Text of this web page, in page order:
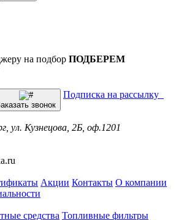
на подбор ПОДБЕРЕМ
звонок
Подписка на рассылку
ул. Кузнецова, 2Б, оф.1201
Акции Контакты О компании
средства Топливные фильтры